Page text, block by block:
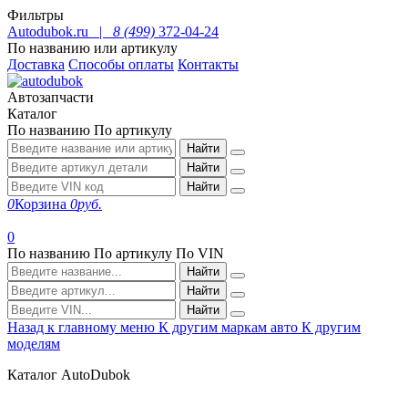
Фильтры
Autodubok.ru |
8 (499) 372-04-24
По названию или артикулу
Доставка Способы оплаты Контакты
Автозапчасти
Каталог
По названию По артикулу
Найти
Найти
Найти
0Корзина 0руб.
0
По названию По артикулу По VIN
Найти
Найти
Найти
Назад к главному меню К другим маркам авто К другим
моделям
Каталог AutoDubok